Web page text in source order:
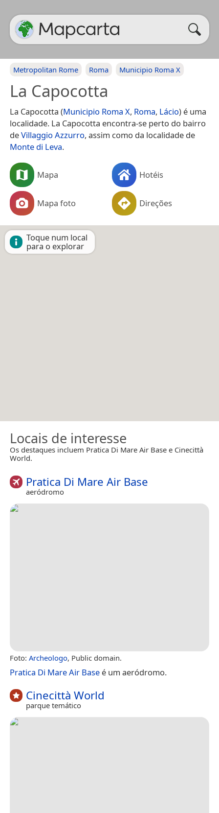
Metropolitan Rome Roma Municipio Roma X
La Capocotta
La Capocotta (Municipio Roma X, Roma, Lácio) é uma
localidade. La Capocotta encontra-se perto do bairro
deVillaggio Azzurro, assim como da localidade de
Monte di Leva.
Mapa Hotéis
Mapa foto Direções
Toque num local
para o explorar
Locais de interesse
Os destaques incluem Pratica Di Mare Air Base e Cinecittà
World.
Pratica Di Mare Air Base
aeródromo
Foto: Archeologo, Public domain.
Pratica Di Mare Air Base é um aeródromo.
Cinecittà World
parque temático